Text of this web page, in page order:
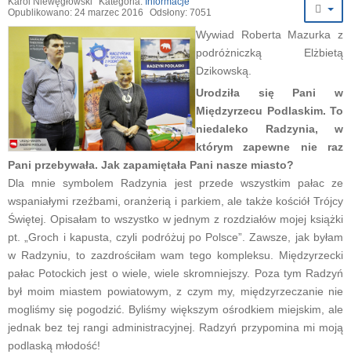
Opublikowano: 24 marzec 2016
Odsłony: 7051
Wywiad Roberta Mazurka z
podróżniczką Elżbietą
Dzikowską.
Urodziła się Pani w
Międzyrzecu Podlaskim. To
niedaleko Radzynia, w
którym zapewne nie raz
Pani przebywała. Jak zapamiętała Pani nasze miasto?
Dla mnie symbolem Radzynia jest przede wszystkim pałac ze
wspaniałymi rzeźbami, oranżerią i parkiem, ale także kościół Trójcy
Świętej. Opisałam to wszystko w jednym z rozdziałów mojej książki
pt. „Groch i kapusta, czyli podróżuj po Polsce”. Zawsze, jak byłam
w Radzyniu, to zazdrościłam wam tego kompleksu. Międzyrzecki
pałac Potockich jest o wiele, wiele skromniejszy. Poza tym Radzyń
był moim miastem powiatowym, z czym my, międzyrzeczanie nie
mogliśmy się pogodzić. Byliśmy większym ośrodkiem miejskim, ale
jednak bez tej rangi administracyjnej. Radzyń przypomina mi moją
podlaską młodość!